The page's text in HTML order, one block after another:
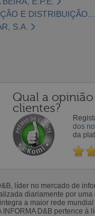
E DISTRIBUIÇÃO...
S.A.
Qual a
clientes?
dos
da
líder no mercado de
diariamente por
a maior rede
D&B pertence à